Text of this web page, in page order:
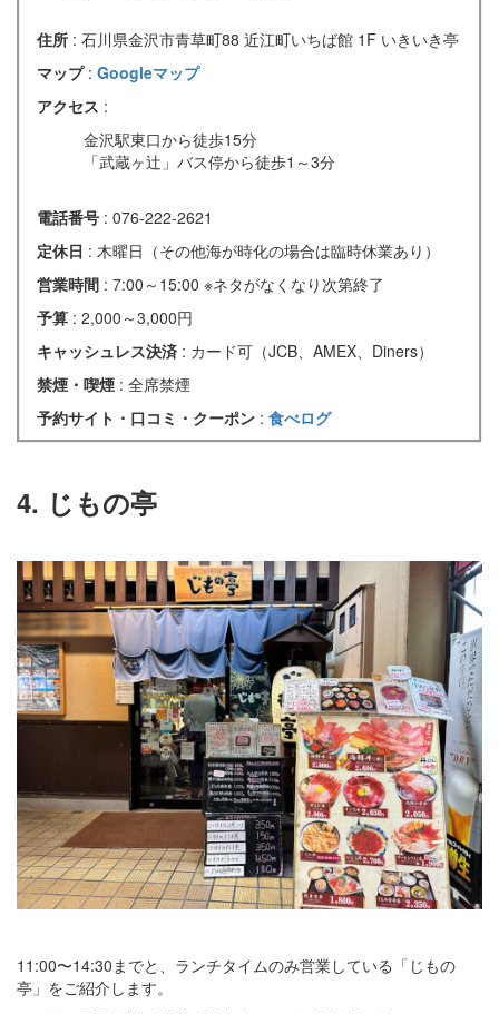
住所 : 石川県金沢市青草町88 近江町いちば館 1F いきいき亭
マップ : Googleマップ
アクセス :
金沢駅東口から徒歩15分
「武蔵ヶ辻」バス停から徒歩1～3分
電話番号 : 076-222-2621
定休日 : 木曜日（その他海が時化の場合は臨時休業あり）
営業時間 : 7:00～15:00 ※ネタがなくなり次第終了
予算 : 2,000～3,000円
キャッシュレス決済 : カード可（JCB、AMEX、Diners）
禁煙・喫煙 : 全席禁煙
予約サイト・口コミ・クーポン : 食べログ
4. じもの亭
11:00〜14:30までと、ランチタイムのみ営業している「じもの
亭」をご紹介します。